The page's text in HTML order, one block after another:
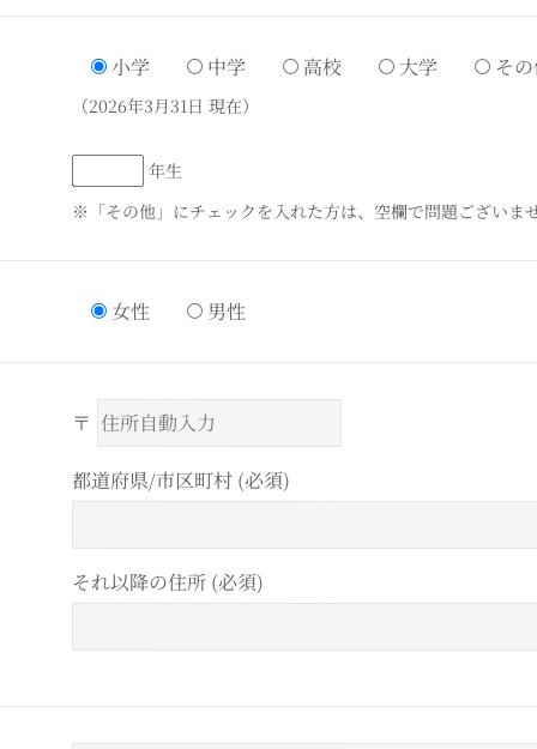
小学 中学 高校 大学 そ
（2026年3月31日 現在）
年生
※「その他」にチェックを入れた方は、空欄で問題ございま
女性 男性
〒
都道府県/市区町村 (必須)
それ以降の住所 (必須)